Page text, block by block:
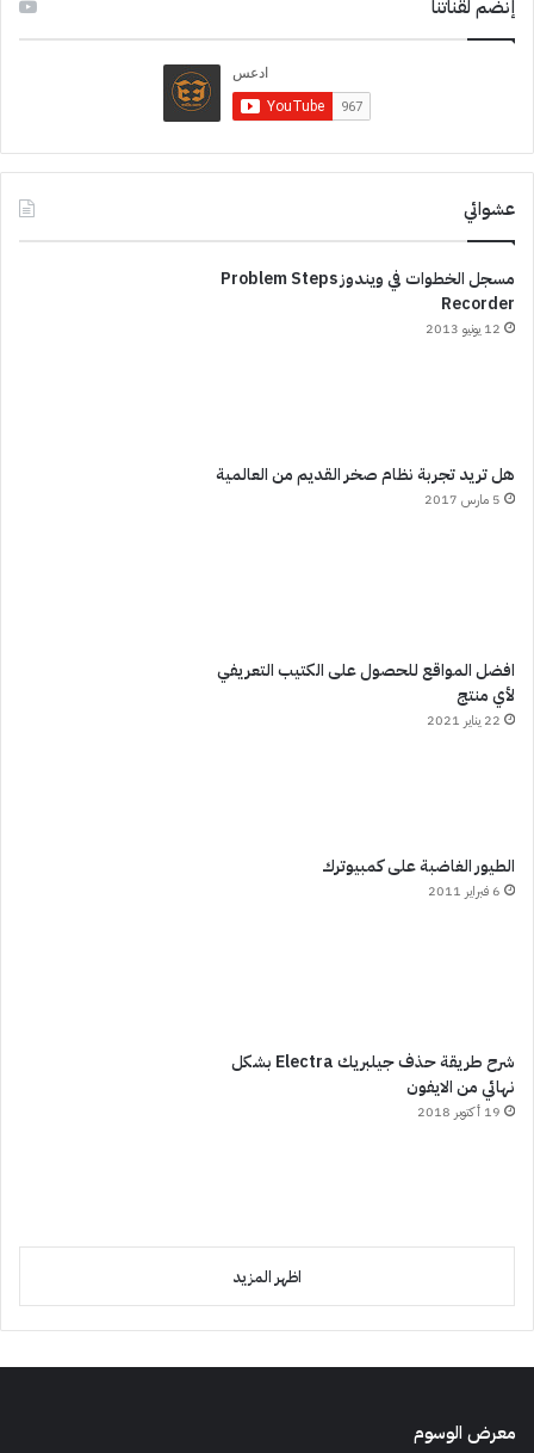
إنضم لقناتنا
عشوائي
مسجل الخطوات في ويندوز Problem Steps
Recorder
12 يونيو 2013
هل تريد تجربة نظام صخر القديم من العالمية
5 مارس 2017
افضل المواقع للحصول على الكتيب التعريفي
لأي منتج
22 يناير 2021
الطيور الغاضبة على كمبيوترك
6 فبراير 2011
شرح طريقة حذف جيلبريك Electra بشكل
نهائي من الايفون
19 أكتوبر 2018
اظهر المزيد
معرض الوسوم